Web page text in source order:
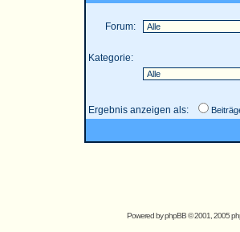
Forum:
Kategorie:
Ergebnis anzeigen als:
Powered byphpBB© 2001, 2005